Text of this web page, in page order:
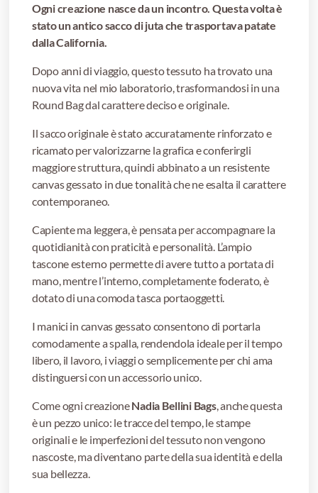
Ogni creazione nasce da un incontro. Questa volta è
stato un antico sacco di juta che trasportava patate
dalla California.
Dopo anni di viaggio, questo tessuto ha trovato una
nuova vita nel mio laboratorio, trasformandosi in una
Round Bag dal carattere deciso e originale.
Il sacco originale è stato accuratamente rinforzato e
ricamato per valorizzarne la grafica e conferirgli
maggiore struttura, quindi abbinato a un resistente
canvas gessato in due tonalità che ne esalta il carattere
contemporaneo.
Capiente ma leggera, è pensata per accompagnare la
quotidianità con praticità e personalità. L’ampio
tascone esterno permette di avere tutto a portata di
mano, mentre l’interno, completamente foderato, è
dotato di una comoda tasca portaoggetti.
I manici in canvas gessato consentono di portarla
comodamente a spalla, rendendola ideale per il tempo
libero, il lavoro, i viaggi o semplicemente per chi ama
distinguersi con un accessorio unico.
Come ogni creazioneNadia Bellini Bags, anche questa
è un pezzo unico: le tracce del tempo, le stampe
originali e le imperfezioni del tessuto non vengono
nascoste, ma diventano parte della sua identità e della
sua bellezza.